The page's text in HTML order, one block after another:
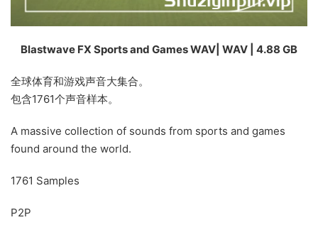
Blastwave FX Sports and Games WAV| WAV | 4.88 GB
全球体育和游戏声音大集合。
包含1761个声音样本。
A massive collection of sounds from sports and games
found around the world.
1761 Samples
P2P